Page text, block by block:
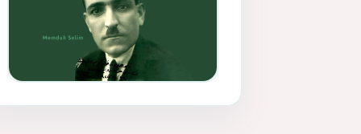
Memduh Selim ve Xoybûn